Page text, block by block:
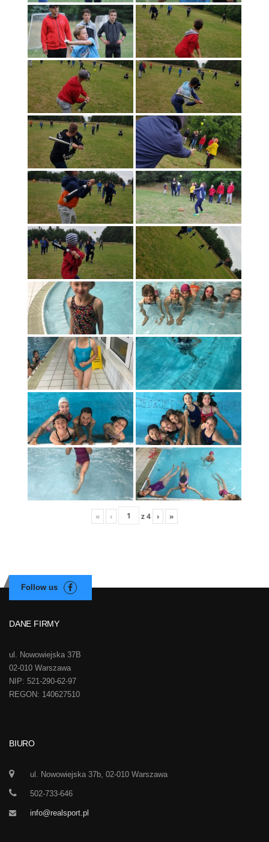
« ‹ z4 › »
DANE FIRMY
ul. Nowowiejska 37B
02-010 Warszawa
NIP: 521-290-62-97
REGON: 140627510
BIURO
ul. Nowowiejska 37b, 02-010 Warszawa
502-733-646
info@realsport.pl